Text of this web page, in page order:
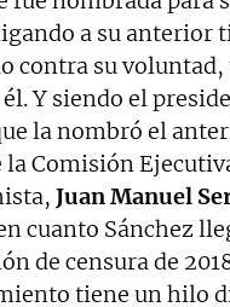
a su anterior
contra su voluntad,
Y siendo el
la nombró el
la Comisión
Juan Manuel
cuanto Sánchez
de censura de
tiene un hilo